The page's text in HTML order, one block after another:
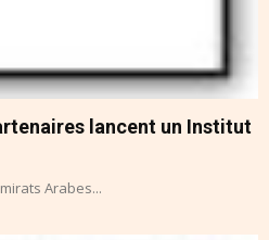
lancent un Institut
Arabes...